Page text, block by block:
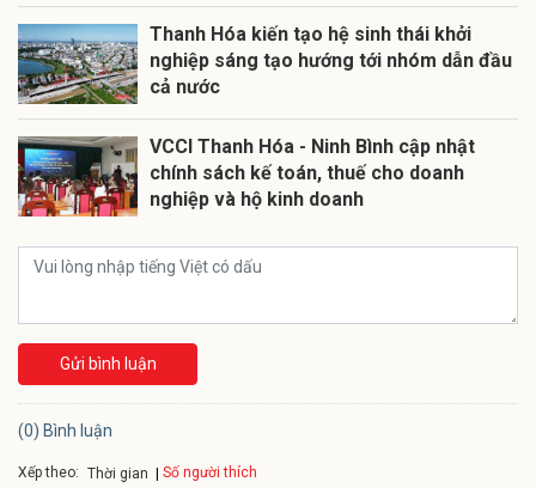
Thanh Hóa kiến tạo hệ sinh thái khởi
nghiệp sáng tạo hướng tới nhóm dẫn đầu
cả nước
VCCI Thanh Hóa - Ninh Bình cập nhật
chính sách kế toán, thuế cho doanh
nghiệp và hộ kinh doanh
Gửi bình luận
(0) Bình luận
Xếp theo: Thời gian Số người thích